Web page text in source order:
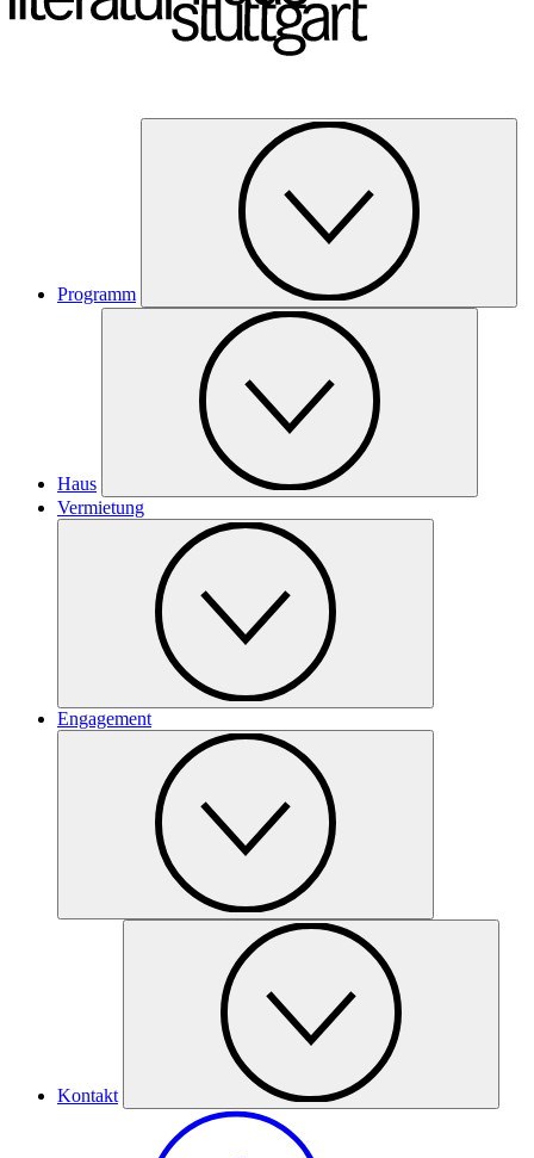
Programm
Haus
Vermietung
Engagement
Kontakt